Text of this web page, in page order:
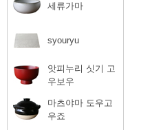
세류가마
syouryu
앗피누리 싯기 고
우보우
마츠야마 도우고
우죠